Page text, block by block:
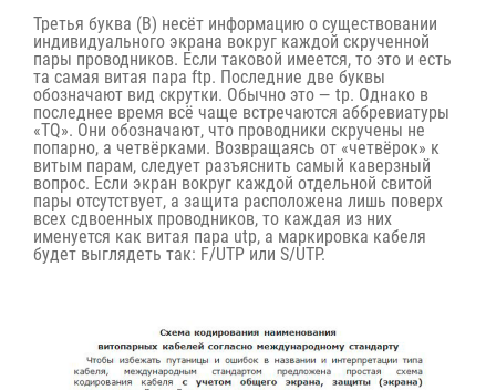
Третья буква (B) несёт информацию о существовании
индивидуального экрана вокруг каждой скрученной
пары проводников. Если таковой имеется, то это и есть
та самая витая пара ftp. Последние две буквы
обозначают вид скрутки. Обычно это — tp. Однако в
последнее время всё чаще встречаются аббревиатуры
«TQ». Они обозначают, что проводники скручены не
попарно, а четвёрками. Возвращаясь от «четвёрок» к
витым парам, следует разъяснить самый каверзный
вопрос. Если экран вокруг каждой отдельной свитой
пары отсутствует, а защита расположена лишь поверх
всех сдвоенных проводников, то каждая из них
именуется как витая пара utp, а маркировка кабеля
будет выглядеть так: F/UTP или S/UTP.